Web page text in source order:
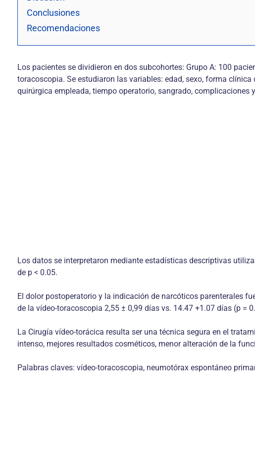
Conclusiones
Recomendaciones
Los pacientes se dividieron en dos subcohortes: Grupo A: 100
toracoscopia. Se estudiaron las variables: edad, sexo, forma
quirúrgica empleada, tiempo operatorio, sangrado, complicaciones
Los datos se interpretaron mediante estadísticas descriptivas
de p < 0.05.
El dolor postoperatorio y la indicación de narcóticos parenterales
de la vídeo-toracoscopia 2,55 ± 0,99 días vs. 14.47 +1.07 días (p =
La Cirugía vídeo-torácica resulta ser una técnica segura en el
intenso, mejores resultados cosméticos, menor alteración de la
Palabras claves: vídeo-toracoscopia, neumotórax espontáneo